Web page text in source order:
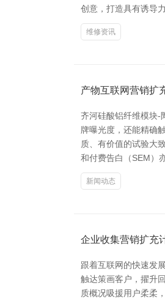
创意，打造具有诱导
维修资讯
产物互联网营销扩
齐河硅酸铝纤维模块-
牌曝光度，还能精确
质、有价值的试验大
和付费告白（SEM）
新闻动态
企业收集营销扩充
跟着互联网的快速发
触达策画客户，擢升
质概况吸援用户柔柔